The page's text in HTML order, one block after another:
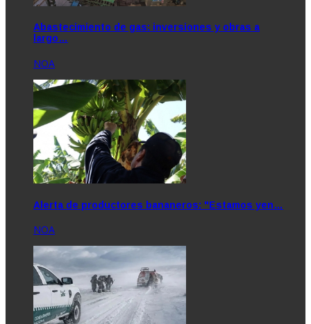
Abastecimiento de gas: inversiones y obras a
largo…
NOA
Alerta de productores bananeros: "Estamos yen…
NOA